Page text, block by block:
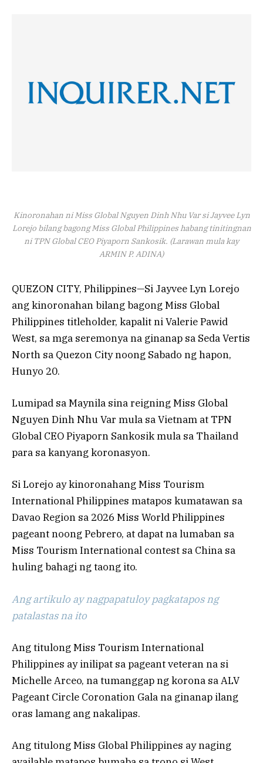
Kinoronahan ni Miss Global Nguyen Dinh Nhu Var si Jayvee Lyn
Lorejo bilang bagong Miss Global Philippines habang tinitingnan
ni TPN Global CEO Piyaporn Sankosik. (Larawan mula kay
ARMIN P. ADINA)
QUEZON CITY, Philippines—Si Jayvee Lyn Lorejo
ang kinoronahan bilang bagong Miss Global
Philippines titleholder, kapalit ni Valerie Pawid
West, sa mga seremonya na ginanap sa Seda Vertis
North sa Quezon City noong Sabado ng hapon,
Hunyo 20.
Lumipad sa Maynila sina reigning Miss Global
Nguyen Dinh Nhu Var mula sa Vietnam at TPN
Global CEO Piyaporn Sankosik mula sa Thailand
para sa kanyang koronasyon.
Si Lorejo ay kinoronahang Miss Tourism
International Philippines matapos kumatawan sa
Davao Region sa 2026 Miss World Philippines
pageant noong Pebrero, at dapat na lumaban sa
Miss Tourism International contest sa China sa
huling bahagi ng taong ito.
Ang artikulo ay nagpapatuloy pagkatapos ng
patalastas na ito
Ang titulong Miss Tourism International
Philippines ay inilipat sa pageant veteran na si
Michelle Arceo, na tumanggap ng korona sa ALV
Pageant Circle Coronation Gala na ginanap ilang
oras lamang ang nakalipas.
Ang titulong Miss Global Philippines ay naging